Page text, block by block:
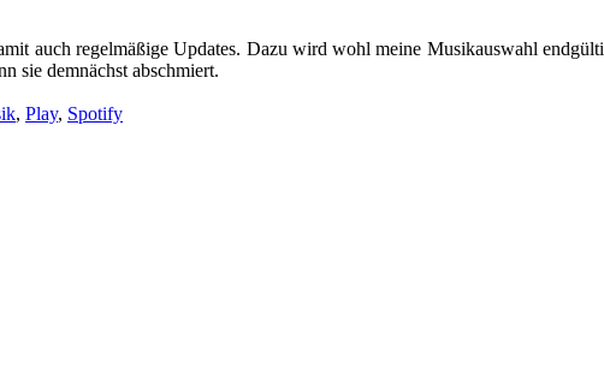
auch regelmäßige Updates. Dazu wird wohl meine Musikauswahl
sie demnächst abschmiert.
, Play, Spotify